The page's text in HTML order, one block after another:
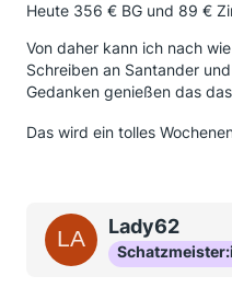
Heute 356 € BG und 89 €
Von daher kann ich nach
Schreiben an Santander
Gedanken genießen das
Das wird ein tolles
Lady62